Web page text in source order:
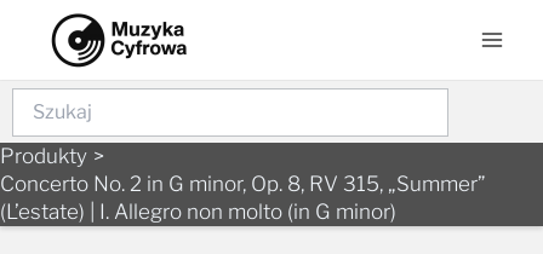
content
Szukaj
Produkty
Concerto No. 2 in G minor, Op. 8, RV 315, „Summer”
(L’estate) | I. Allegro non molto (in G minor)